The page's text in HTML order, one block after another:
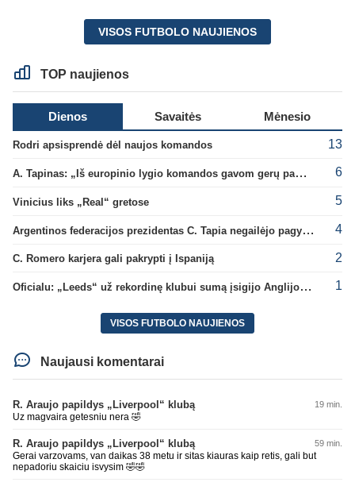
VISOS FUTBOLO NAUJIENOS
TOP naujienos
Dienos Savaitės Mėnesio
Rodri apsisprendė dėl naujos komandos 13
A. Tapinas: „Iš europinio lygio komandos gavom gerų pamokų“ 6
Vinicius liks „Real“ gretose 5
Argentinos federacijos prezidentas C. Tapia negailėjo pagyrų G. Infantino 4
C. Romero karjera gali pakrypti į Ispaniją 2
Oficialu: „Leeds“ už rekordinę klubui sumą įsigijo Anglijos rinktinės vartininką 1
VISOS FUTBOLO NAUJIENOS
Naujausi komentarai
R. Araujo papildys „Liverpool“ klubą 19 min.
Uz magvaira getesniu nera 🤣
R. Araujo papildys „Liverpool“ klubą 59 min.
Gerai varzovams, van daikas 38 metu ir sitas kiauras kaip retis, gali but
nepadoriu skaiciu isvysim 🤣🤣